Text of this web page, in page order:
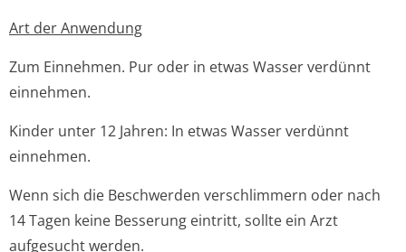
Art der Anwendung
Zum Einnehmen. Pur oder in etwas Wasser verdünnt
einnehmen.
Kinder unter 12 Jahren: In etwas Wasser verdünnt
einnehmen.
Wenn sich die Beschwerden verschlimmern oder nach
14 Tagen keine Besserung eintritt, sollte ein Arzt
aufgesucht werden.